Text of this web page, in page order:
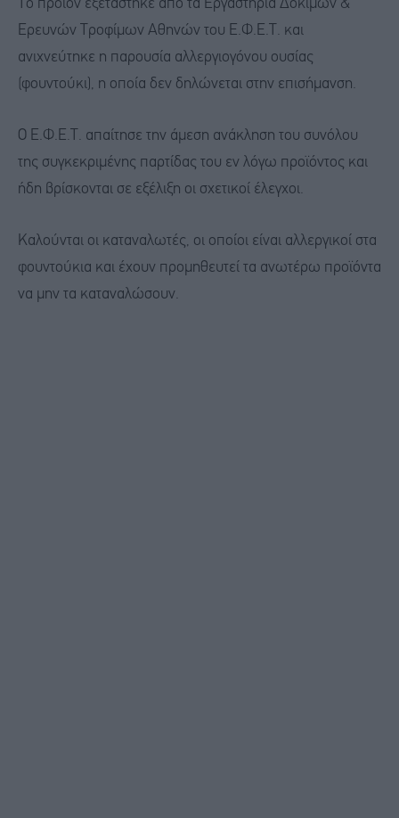
Το προϊόν εξετάστηκε από τα Εργαστήρια Δοκιμών &
Ερευνών Τροφίμων Αθηνών του Ε.Φ.Ε.Τ. και
ανιχνεύτηκε η παρουσία αλλεργιογόνου ουσίας
(φουντούκι), η οποία δεν δηλώνεται στην επισήμανση.
Ο Ε.Φ.Ε.Τ. απαίτησε την άμεση ανάκληση του συνόλου
της συγκεκριμένης παρτίδας του εν λόγω προϊόντος και
ήδη βρίσκονται σε εξέλιξη οι σχετικοί έλεγχοι.
Καλούνται οι καταναλωτές, οι οποίοι είναι αλλεργικοί στα
φουντούκια και έχουν προμηθευτεί τα ανωτέρω προϊόντα
να μην τα καταναλώσουν.